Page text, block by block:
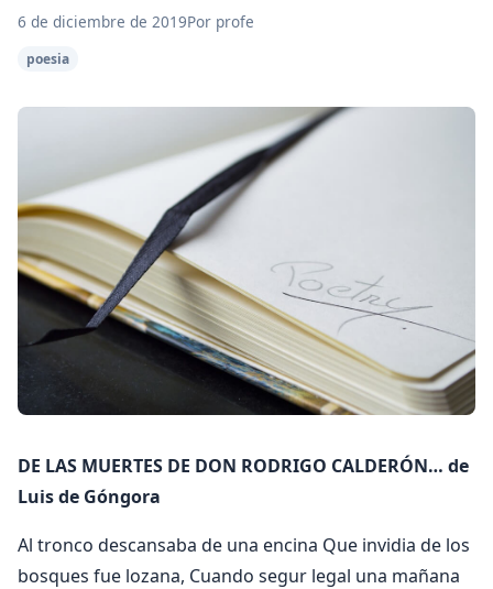
6 de diciembre de 2019Por profe
poesia
DE LAS MUERTES DE DON RODRIGO CALDERÓN… de
Luis de Góngora
Al tronco descansaba de una encina Que invidia de los
bosques fue lozana, Cuando segur legal una mañana